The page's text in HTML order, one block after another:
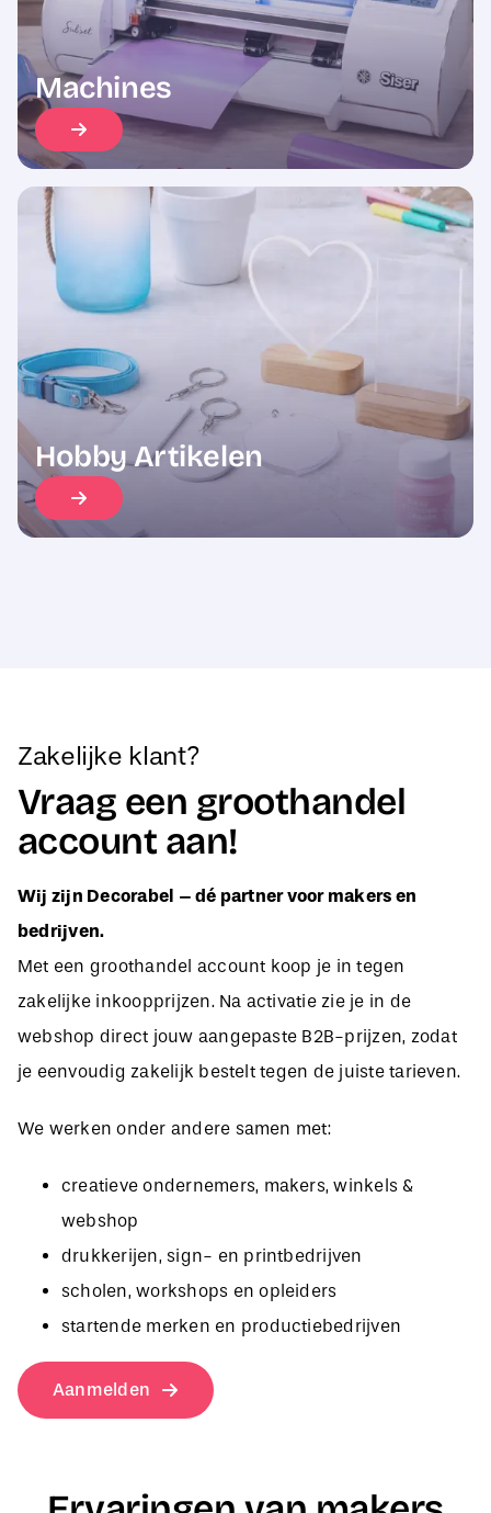
Machines
Hobby Artikelen
Vraag een groothandel
account aan!
Wij zijn Decorabel – dé partner voor makers en
bedrijven.
Met een groothandel account koop je in tegen
zakelijke inkoopprijzen. Na activatie zie je in de
webshop direct jouw aangepaste B2B-prijzen, zodat
je eenvoudig zakelijk bestelt tegen de juiste tarieven.
We werken onder andere samen met:
webshop
drukkerijen, sign- en printbedrijven
scholen, workshops en opleiders
startende merken en productiebedrijven